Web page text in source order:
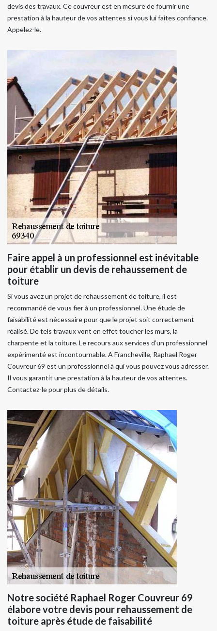
devis des travaux. Ce couvreur est en mesure de fournir une
prestation à la hauteur de vos attentes si vous lui faites confiance.
Appelez-le.
Faire appel à un professionnel est inévitable
pour établir un devis de rehaussement de
toiture
Si vous avez un projet de rehaussement de toiture, il est
recommandé de vous fier à un professionnel. Une étude de
faisabilité est nécessaire pour que le projet soit correctement
réalisé. De tels travaux vont en effet toucher les murs, la
charpente et la toiture. Le recours aux services d’un professionnel
expérimenté est incontournable. A Francheville, Raphael Roger
Couvreur 69 est un professionnel à qui vous pouvez vous adresser.
Il vous garantit une prestation à la hauteur de vos attentes.
Contactez-le pour plus de détails.
Notre société Raphael Roger Couvreur 69
élabore votre devis pour rehaussement de
toiture après étude de faisabilité